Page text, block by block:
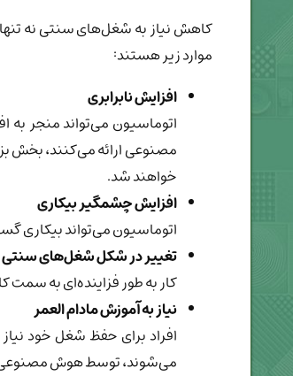
کاهش نیاز به شغل‌های سنتی نه تنها
موارد زیر هستند:
افزایش نابرابری
اتوماسیون می‌تواند منجر به
مصنوعی ارائه می‌کنند، بخش
خواهند شد.
افزایش چشمگیر بیکاری
اتوماسیون می‌تواند بیکاری
تغییر در شکل شغل‌های سنتی
کار به طور فزاینده‌ای به سمت
نیاز به آموزش مادام العمر
افراد برای حفظ شغل خود
می‌شوند، توسط هوش مصنوعی